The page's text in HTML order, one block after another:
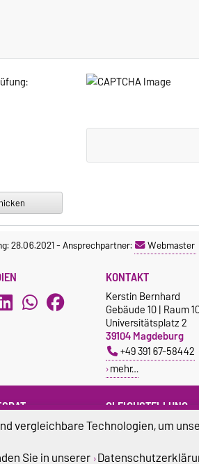
28.06.2021-Ansprechpartner: Webmaster
KONTAKT
Kerstin Bernhard
Gebäude 10 | Raum
Universitätsplatz 2
39104 Magdeburg
+49 391 67-58442
mehr…
GLEICHSTELLUNG
Büro für
vergleichbare Technologien, um
Sie in unserer